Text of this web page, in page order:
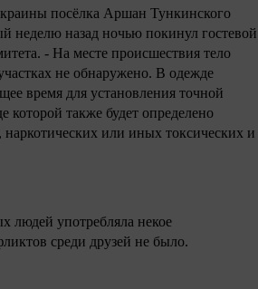
посёлка Аршан Тункинского
неделю назад ночью покинул гостевой
- На месте происшествия тело
не обнаружено. В одежде
время для установления точной
которой также будет определено
наркотических или иных токсических и
людей употребляла некое
среди друзей не было.